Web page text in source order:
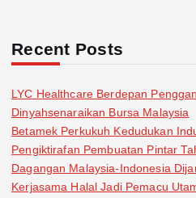
Recent Posts
LYC Healthcare Berdepan
Dinyahsenaraikan Bursa Malaysia
Betamek Perkukuh Kedudukan
Pengiktirafan Pembuatan Pintar
Dagangan Malaysia-Indonesia
Kerjasama Halal Jadi Pemacu